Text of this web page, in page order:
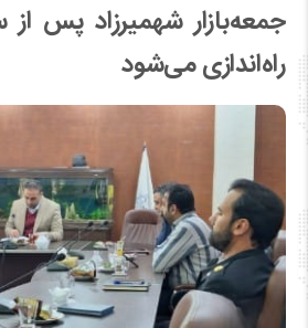
جمعه‌بازار شهمیرزاد پس
راه‌اندازی می‌شود